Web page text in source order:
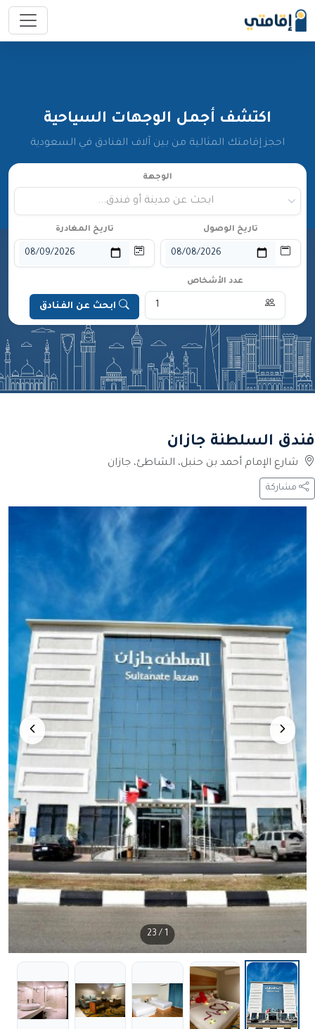
اكتشف أجمل الوجهات السياحية
احجز إقامتك المثالية من بين آلاف الفنادق في السعودية
الوجهة
ابحث عن مدينة أو فندق...
تاريخ الوصول تاريخ المغادرة
عدد الأشخاص
ابحث عن الفنادق
فندق السلطنة جازان
شارع الإمام أحمد بن حنبل، الشاطئ، جازان
مشاركة
1
/ 23